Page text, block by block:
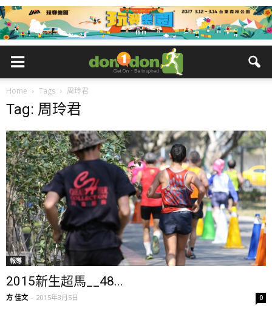
Home Tags 周玲君
Tag: 周玲君
報導
2015新生超馬__48...
方 佳文 - 2015年3月5日 0